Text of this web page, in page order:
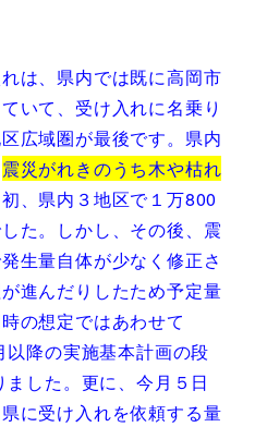
は、県内では既に高岡市
いて、受け入れに名乗り
広域圏が最後です。県内
震災がれきのうち木や枯れ
、県内３地区で１万800
た。しかし、その後、震
生量自体が少なく修正さ
進んだりしたため予定量
の想定ではあわせて
降の実施基本計画の段
した。更に、今月５日
に受け入れを依頼する量